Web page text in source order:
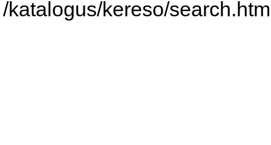
/katalogus/kereso/